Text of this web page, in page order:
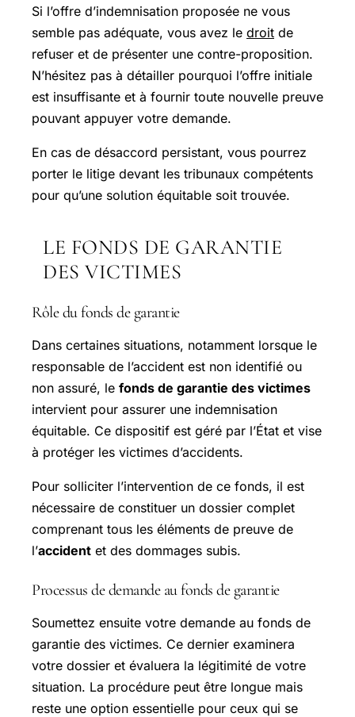
Si l’offre d’indemnisation proposée ne vous
semble pas adéquate, vous avez le droit de
refuser et de présenter une contre-proposition.
N’hésitez pas à détailler pourquoi l’offre initiale
est insuffisante et à fournir toute nouvelle preuve
pouvant appuyer votre demande.
En cas de désaccord persistant, vous pourrez
porter le litige devant les tribunaux compétents
pour qu’une solution équitable soit trouvée.
LE FONDS DE GARANTIE
DES VICTIMES
Rôle du fonds de garantie
Dans certaines situations, notamment lorsque le
responsable de l’accident est non identifié ou
non assuré, le fonds de garantie des victimes
intervient pour assurer une indemnisation
équitable. Ce dispositif est géré par l’État et vise
à protéger les victimes d’accidents.
Pour solliciter l’intervention de ce fonds, il est
nécessaire de constituer un dossier complet
comprenant tous les éléments de preuve de
l’accident et des dommages subis.
Processus de demande au fonds de garantie
Soumettez ensuite votre demande au fonds de
garantie des victimes. Ce dernier examinera
votre dossier et évaluera la légitimité de votre
situation. La procédure peut être longue mais
reste une option essentielle pour ceux qui se